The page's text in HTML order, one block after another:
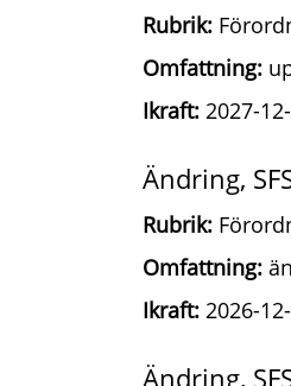
Rubrik:
Omfattning:
Ikraft: 2027-
Ändring,
Rubrik:
Omfattning:
Ikraft: 2026-
Ändring,